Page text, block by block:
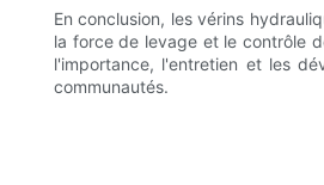
En conclusion, les vérins
la force de levage et le contrôle
l'importance, l'entretien et les
communautés.